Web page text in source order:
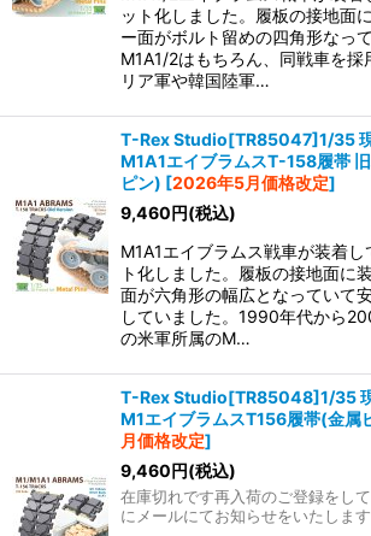
ット化しました。履板の接地面
ー面がボルト留めの四角形なっ
M1A1/2はもちろん、同戦車を採
リア軍や韓国陸軍…
T-Rex Studio[TR85047]1/35
M1A1エイブラムスT-158履帯
ピン) [2026年5月価格改定]
9,460円(税込)
M1A1エイブラムス戦車が装着し
ト化しました。履板の接地面に
面が六角形の幅広となっていて
していました。1990年代から
の米軍所属のM…
T-Rex Studio[TR85048]1/35
M1エイブラムスT156履帯(金属
月価格改定]
9,460円(税込)
在庫切れです再入荷のご登録をし
にメールにてお知らせをいたします